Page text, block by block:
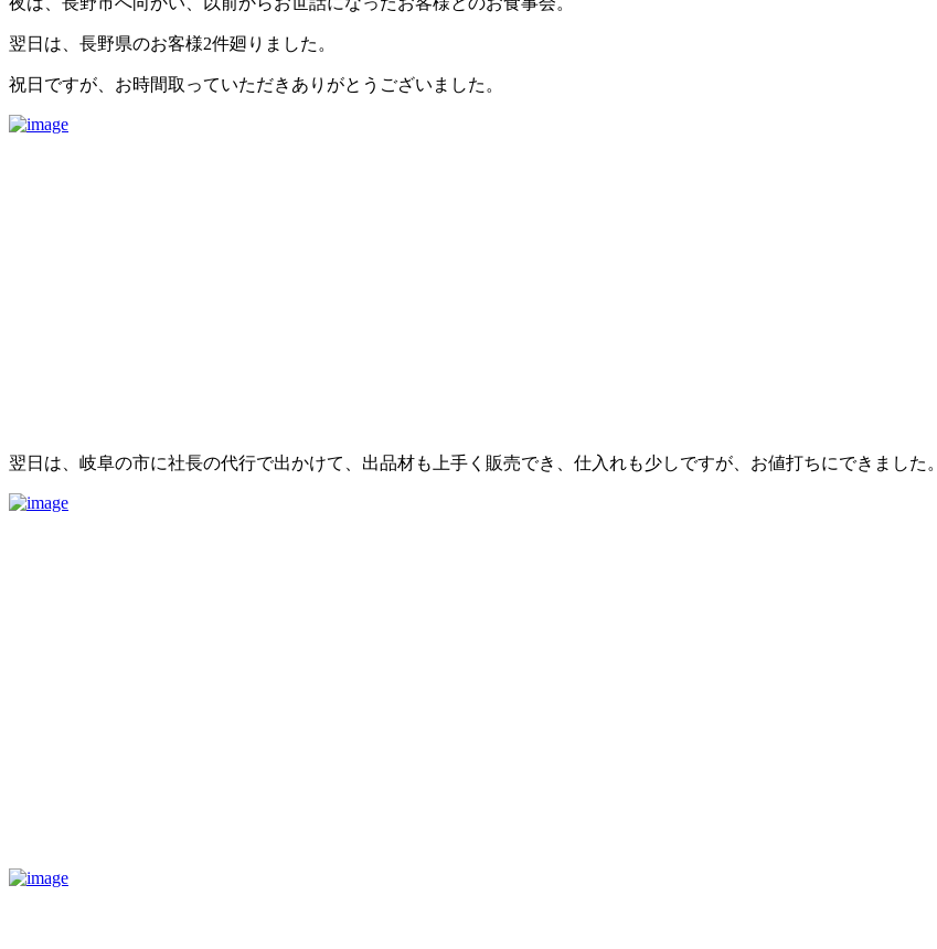
翌日は、長野県のお客様2件廻りました。
祝日ですが、お時間取っていただきありがとうございました。
翌日は、岐阜の市に社長の代行で出かけて、出品材も上手く販売でき、仕入れも少しですが、お値打ちにできました。